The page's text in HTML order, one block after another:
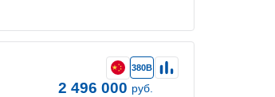
380В
2 496 000 руб.